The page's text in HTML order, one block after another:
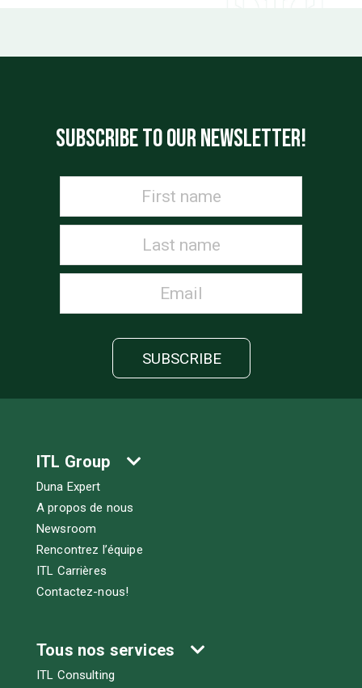
SUBSCRIBE TO OUR NEWSLETTER!
ITL Group
Duna Expert
A propos de nous
Newsroom
Rencontrez l’équipe
ITL Carrières
Contactez-nous!
Tous nos services
ITL Consulting